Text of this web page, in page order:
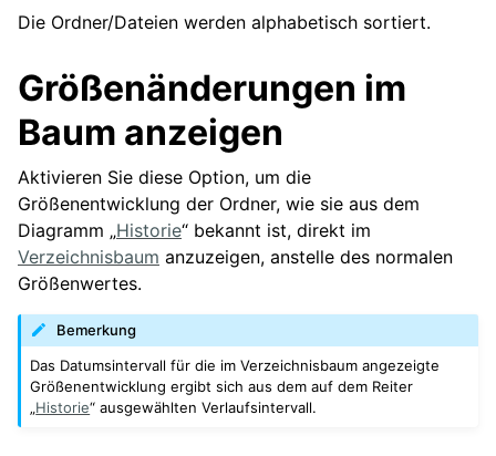
Die Ordner/Dateien werden alphabetisch sortiert.
Größenänderungen im
Baum anzeigen
Aktivieren Sie diese Option, um die
Größenentwicklung der Ordner, wie sie aus dem
Diagramm „Historie“ bekannt ist, direkt im
Verzeichnisbaum anzuzeigen, anstelle des normalen
Größenwertes.
Bemerkung
Das Datumsintervall für die im Verzeichnisbaum angezeigte
Größenentwicklung ergibt sich aus dem auf dem Reiter
„Historie“ ausgewählten Verlaufsintervall.